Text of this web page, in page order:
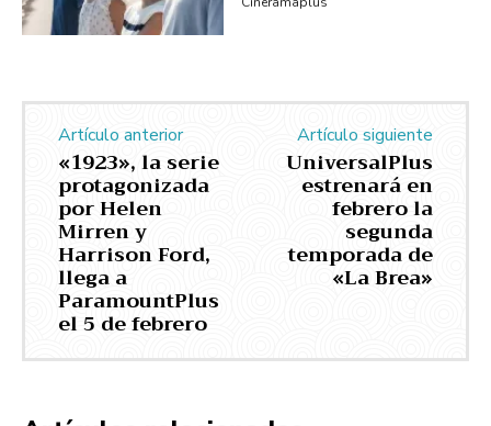
Artículo anterior
«1923», la serie
protagonizada
por Helen
Mirren y
Harrison Ford,
llega a
ParamountPlus
el 5 de febrero
Artículo siguiente
UniversalPlus
estrenará en
febrero la
segunda
temporada de
«La Brea»